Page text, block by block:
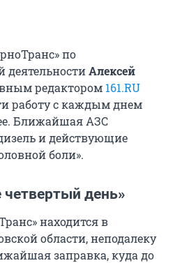
по
Алексей
редактором 161.RU
работу с каждым днем
Ближайшая АЗС
и действующие
боли».
день»
находится в
области, неподалеку
заправка, куда до